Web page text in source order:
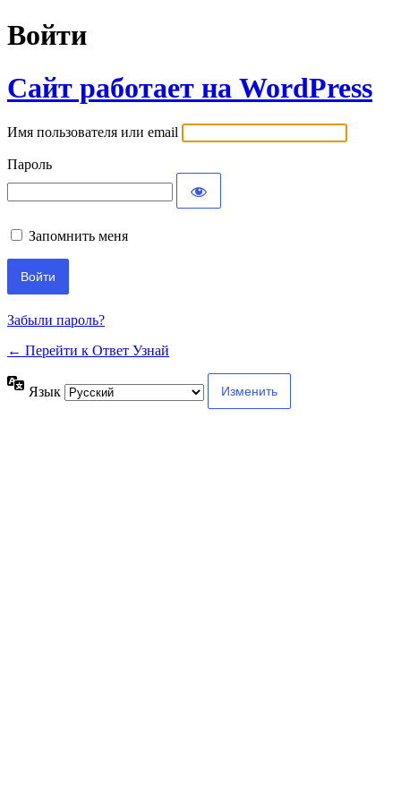
Войти
Сайт работает на WordPress
Имя пользователя или email
Пароль
Запомнить меня
Забыли пароль?
← Перейти к Ответ Узнай
Язык